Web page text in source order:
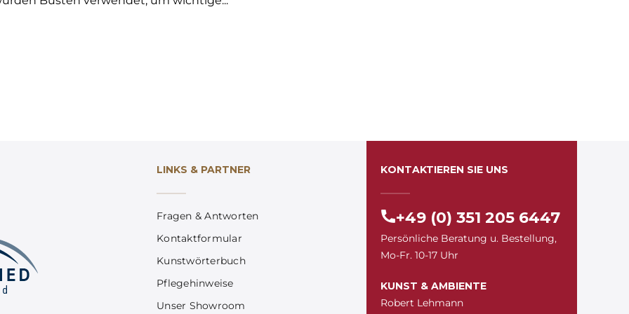
LINKS & PARTNER
Fragen & Antworten
Kontaktformular
Kunstwörterbuch
Pflegehinweise
Unser Showroom
KONTAKTIEREN SIE UNS
+49 (0) 351 205 6447
Persönliche Beratung u. Bestellung,
Mo-Fr. 10-17 Uhr
KUNST & AMBIENTE
Robert Lehmann